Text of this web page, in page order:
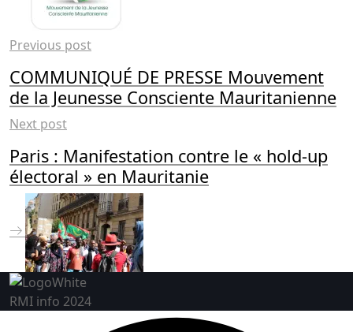
Previous post
COMMUNIQUÉ DE PRESSE Mouvement
de la Jeunesse Consciente Mauritanienne
Next post
Paris : Manifestation contre le « hold-up
électoral » en Mauritanie
RMI info 2024